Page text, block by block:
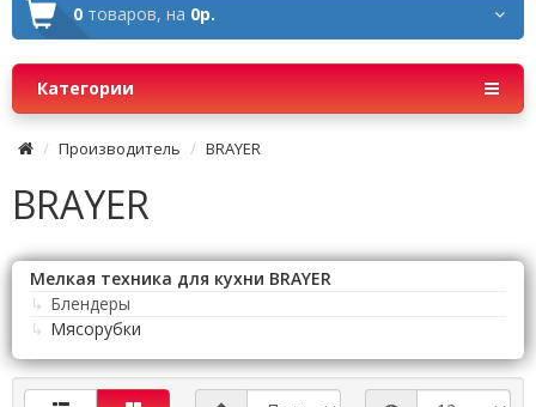
0 товаров, на 0р.
Категории
Производитель BRAYER
BRAYER
Мелкая техника для кухни BRAYER
↳ Блендеры
↳ Мясорубки